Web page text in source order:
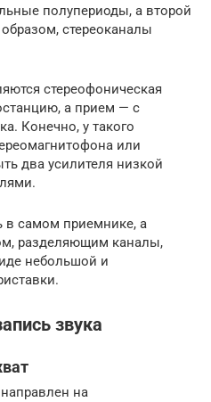
полупериоды, а второй
стереоканалы
стереофоническая
а прием — с
Конечно, у такого
или
два усилителя низкой
в самом приемнике, а
разделяющим каналы,
небольшой и
звука
на